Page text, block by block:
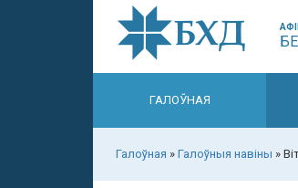
ГАЛОЎНАЯ
Галоўная » Галоўныя навіны »